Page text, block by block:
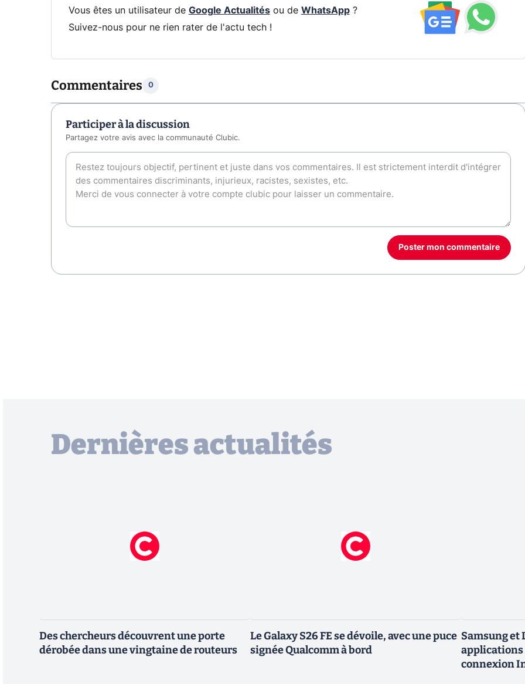
Vous êtes un utilisateur de Google Actualitésou de WhatsApp?
Suivez-nous pour ne rien rater de l'actu tech !
Commentaires 0
Participer à la discussion
Partagez votre avis avec la communauté Clubic.
Poster mon commentaire
Dernières actualités
Des chercheurs découvrent une porte
dérobée dans une vingtaine de routeurs
Le Galaxy S26 FE se dévoile, avec une puce
signée Qualcomm à bord
Samsung et
applications
connexion